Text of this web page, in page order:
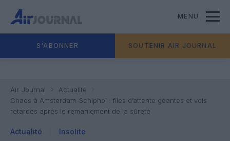
MENU
S'ABONNER SOUTENIR AIR JOURNAL
Air Journal
Actualité
Chaos à Amsterdam-Schiphol : files d’attente géantes et vols
retardés après le remaniement de la sûreté
Actualité Insolite